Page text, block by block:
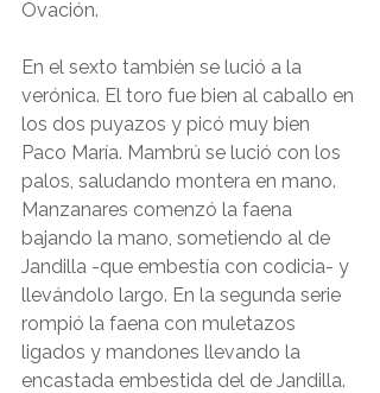
Ovación.
En el sexto también se lució a la
verónica. El toro fue bien al caballo en
los dos puyazos y picó muy bien
Paco María. Mambrú se lució con los
palos, saludando montera en mano.
Manzanares comenzó la faena
bajando la mano, sometiendo al de
Jandilla -que embestía con codicia- y
llevándolo largo. En la segunda serie
rompió la faena con muletazos
ligados y mandones llevando la
encastada embestida del de Jandilla.